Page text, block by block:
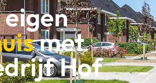
met
Hof